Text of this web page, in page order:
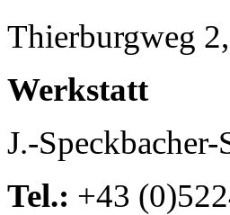
Thierburgweg
Werkstatt
J.-
Tel.: +43